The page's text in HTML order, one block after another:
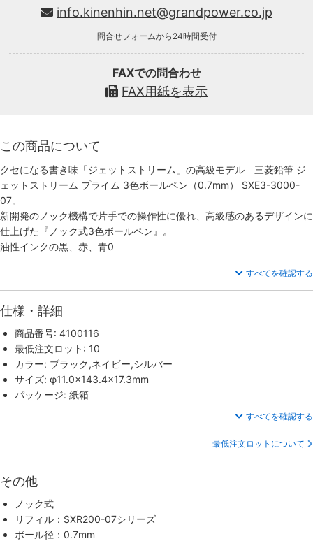
info.kinenhin.net@grandpower.co.jp
問合せフォームから24時間受付
FAXでの問合わせ
FAX用紙を表示
この商品について
クセになる書き味「ジェットストリーム」の高級モデル 三菱鉛筆 ジ
ェットストリーム プライム 3色ボールペン（0.7mm） SXE3-3000-
07。
新開発のノック機構で片手での操作性に優れ、高級感のあるデザインに
仕上げた『ノック式3色ボールペン』。
油性インクの黒、赤、青0
すべてを確認する
仕様・詳細
商品番号: 4100116
最低注文ロット: 10
カラー: ブラック,ネイビー,シルバー
サイズ: φ11.0×143.4×17.3mm
パッケージ: 紙箱
すべてを確認する
最低注文ロットについて
その他
ノック式
リフィル：SXR200-07シリーズ
ボール径：0.7mm